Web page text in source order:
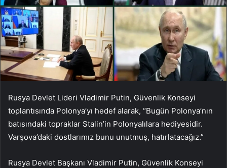
Rusya Devlet Lideri Vladimir Putin, Güvenlik Konseyi
toplantısında Polonya’yı hedef alarak, “Bugün Polonya’nın
batısındaki topraklar Stalin’in Polonyalılara hediyesidir.
Varşova’daki dostlarımız bunu unutmuş, hatırlatacağız.”
Rusya Devlet Başkanı Vladimir Putin, Güvenlik Konseyi